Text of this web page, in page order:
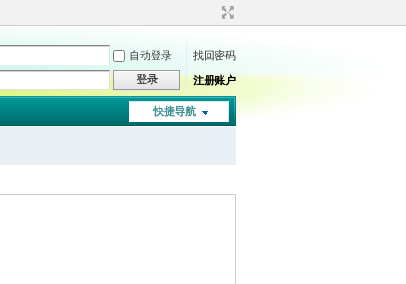
自动登录
找回密码
登录 注册账户
快捷导航